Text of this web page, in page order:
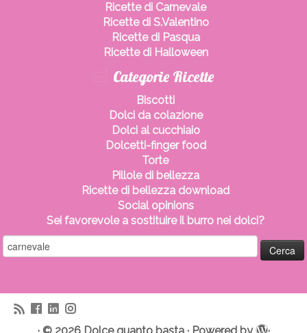
Ricette di Carnevale
Ricette di S.Valentino
Ricette di Pasqua
Ricette di Halloween
Categorie Ricette
Biscotti
Dolci da colazione
Dolci al cucchiaio
Dolcetti-finger food
Torte
Pillole di bellezza
Ricette di bellezza download
Social opinions
Sei favorevole a sostituire il burro nei dolci?
Ricerca
per: